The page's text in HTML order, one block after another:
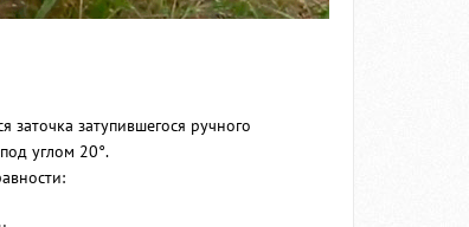
затупившегося ручного
углом 20°.